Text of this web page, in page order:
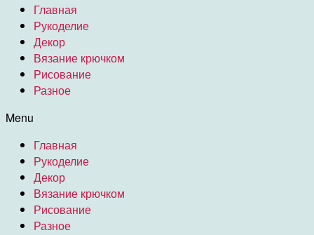
Главная
Рукоделие
Декор
Вязание крючком
Рисование
Разное
Menu
Главная
Рукоделие
Декор
Вязание крючком
Рисование
Разное